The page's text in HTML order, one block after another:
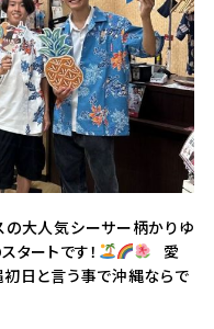
大人気シーサー柄かりゆ
タートです！
愛
日と言う事で沖縄ならで